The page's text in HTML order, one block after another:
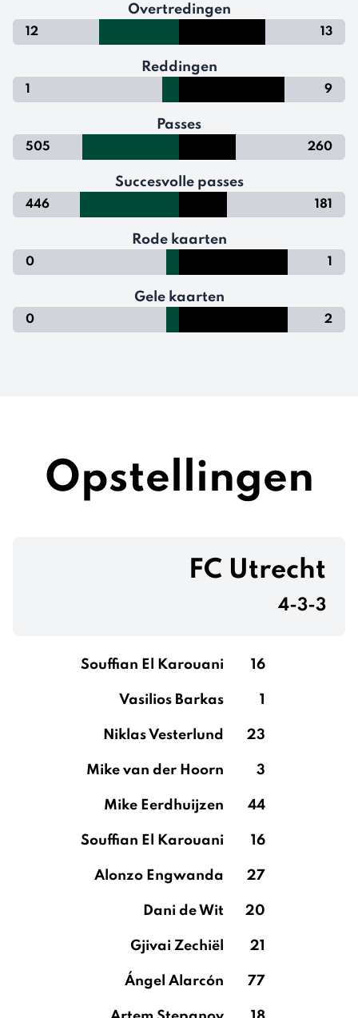
Overtredingen
12 13
Reddingen
1 9
Passes
505 260
Succesvolle passes
446 181
Rode kaarten
0 1
Gele kaarten
0 2
Opstellingen
FC Utrecht
4-3-3
Souffian El Karouani 16
Vasilios Barkas 1
Niklas Vesterlund 23
Mike van der Hoorn 3
Mike Eerdhuijzen 44
Souffian El Karouani 16
Alonzo Engwanda 27
Dani de Wit 20
Gjivai Zechiël 21
Ángel Alarcón 77